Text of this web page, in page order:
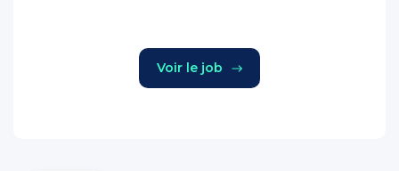
Voir le job